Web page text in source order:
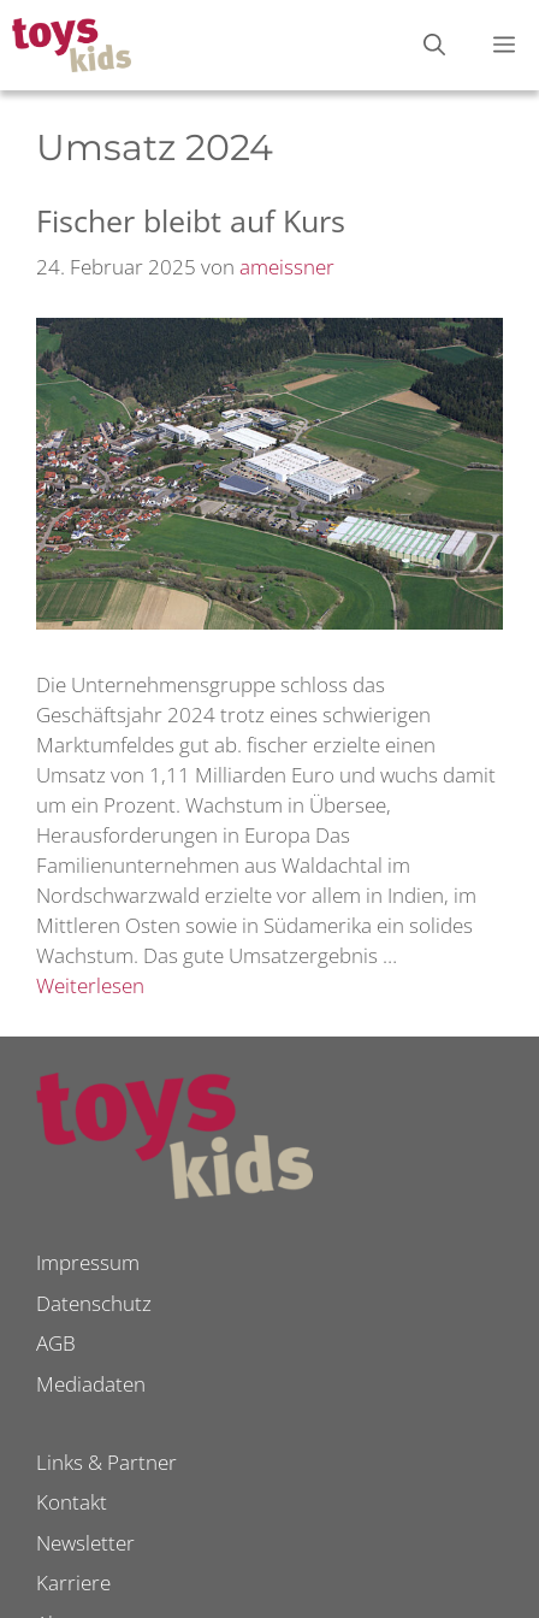
Zum
Inhalt
springen
Umsatz 2024
Fischer bleibt auf Kurs
24. Februar 2025 von ameissner
Die Unternehmensgruppe schloss das
Geschäftsjahr 2024 trotz eines schwierigen
Marktumfeldes gut ab. fischer erzielte einen
Umsatz von 1,11 Milliarden Euro und wuchs damit
um ein Prozent. Wachstum in Übersee,
Herausforderungen in Europa Das
Familienunternehmen aus Waldachtal im
Nordschwarzwald erzielte vor allem in Indien, im
Mittleren Osten sowie in Südamerika ein solides
Wachstum. Das gute Umsatzergebnis …
Weiterlesen
Impressum
Datenschutz
AGB
Mediadaten
Links & Partner
Kontakt
Newsletter
Karriere